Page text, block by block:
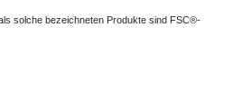
solche bezeichneten Produkte sind FSC®-